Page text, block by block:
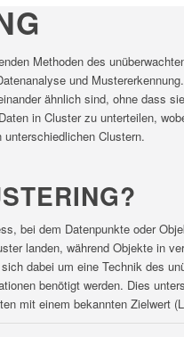
Methoden des
und
ähnlich sind, ohne dass
in Cluster zu unterteilen,
Clustern.
bei dem Datenpunkte oder
landen, während Objekte in
dabei um eine Technik des
benötigt werden. Dies
mit einem bekannten Zielwert